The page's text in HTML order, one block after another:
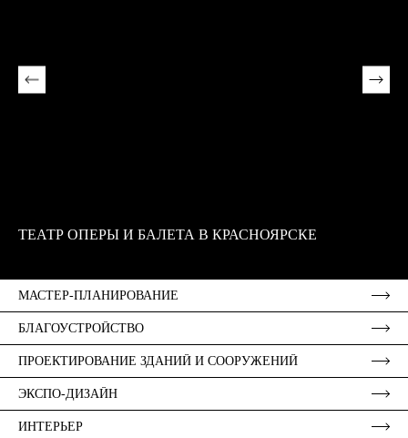
ТЕАТР ОПЕРЫ И БАЛЕТА В КРАСНОЯРСКЕ
МАСТЕР-ПЛАНИРОВАНИЕ
БЛАГОУСТРОЙСТВО
ПРОЕКТИРОВАНИЕ ЗДАНИЙ И СООРУЖЕНИЙ
ЭКСПО-ДИЗАЙН
ИНТЕРЬЕР